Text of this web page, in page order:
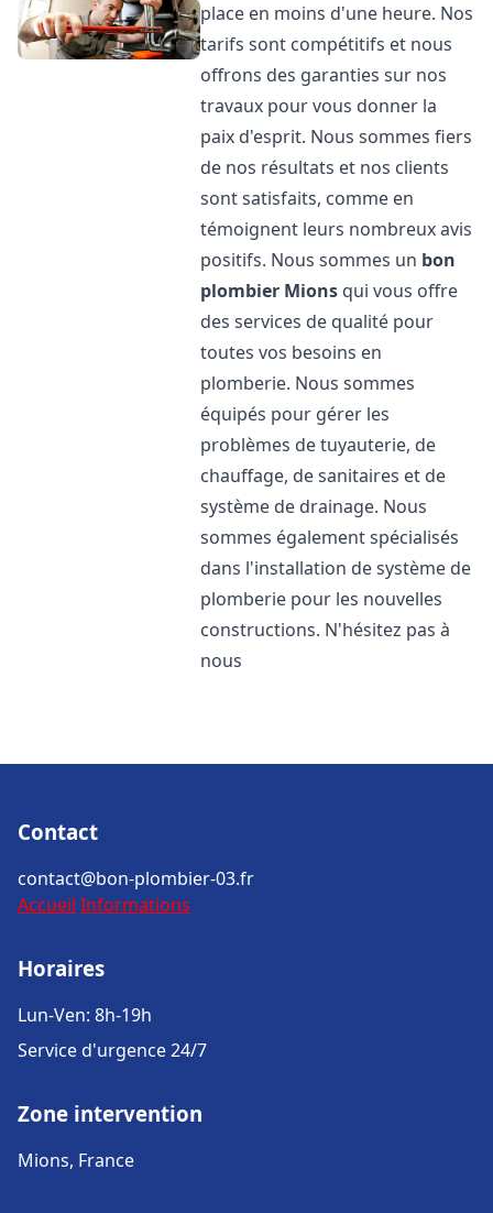
place en moins d'une heure. Nos
tarifs sont compétitifs et nous
offrons des garanties sur nos
travaux pour vous donner la
paix d'esprit. Nous sommes fiers
de nos résultats et nos clients
sont satisfaits, comme en
témoignent leurs nombreux avis
positifs. Nous sommes un bon
plombier Mions qui vous offre
des services de qualité pour
toutes vos besoins en
plomberie. Nous sommes
équipés pour gérer les
problèmes de tuyauterie, de
chauffage, de sanitaires et de
système de drainage. Nous
sommes également spécialisés
dans l'installation de système de
plomberie pour les nouvelles
constructions. N'hésitez pas à
nous
Contact
contact@bon-plombier-03.fr
Accueil Informations
Horaires
Lun-Ven: 8h-19h
Service d'urgence 24/7
Zone intervention
Mions, France